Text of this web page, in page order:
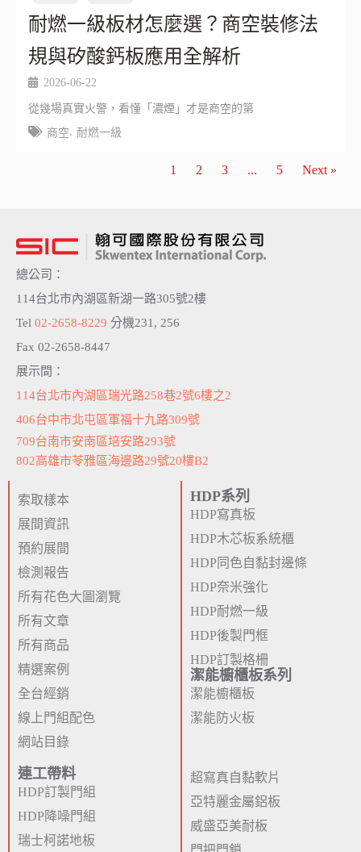
耐燃一級板材怎麼選？商空裝修法
規與矽酸鈣板應用全解析
2026-06-22
從幾場真實火警，看懂「濃煙」才是商空的第
商空
耐燃一級
1 2 3 ... 5 Next »
總公司：
114台北市內湖區新湖一路305號2樓
Tel 02-2658-8229 分機231, 256
Fax 02-2658-8447
展示間：
114台北市內湖區瑞光路258巷2號6樓之2
406台中市北屯區軍福十九路309號
709台南市安南區培安路293號
802高雄市苓雅區海邊路29號20樓B2
索取樣本
展間資訊
預約展間
檢測報告
所有花色大圖瀏覽
所有文章
所有商品
精選案例
全台經銷
線上門組配色
網站目錄
HDP系列
HDP寫真板
HDP木芯板系統櫃
HDP同色自黏封邊條
HDP奈米強化
HDP耐燃一級
HDP後製門框
HDP訂製格柵
潔能櫥櫃板系列
潔能櫥櫃板
潔能防火板
連工帶料
HDP訂製門組
HDP降噪門組
瑞士柯諾地板
超寫真自黏軟片
亞特麗金屬鋁板
威盛亞美耐板